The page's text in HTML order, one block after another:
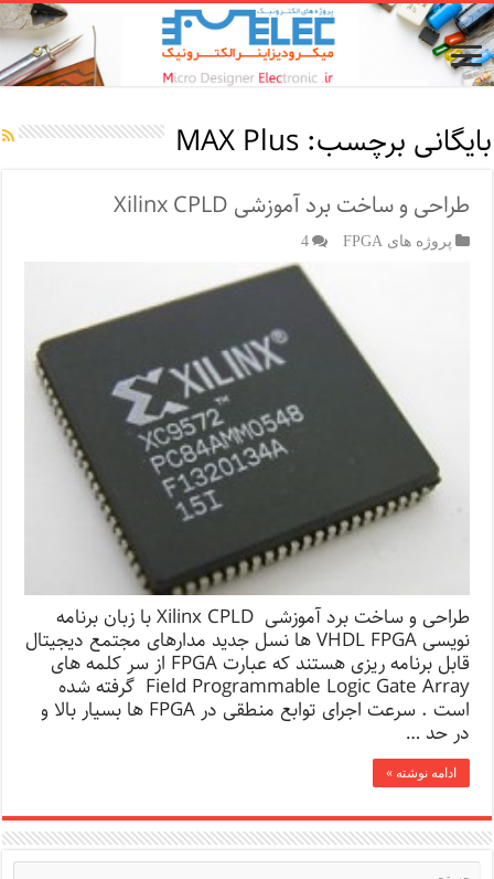
بایگانی برچسب:MAX Plus
طراحی و ساخت برد آموزشی Xilinx CPLD
پروژه های FPGA 4
طراحی و ساخت برد آموزشی Xilinx CPLD با زبان برنامه
نویسی VHDL FPGA ها نسل جدید مدارهای مجتمع دیجیتال
قابل برنامه ریزی هستند که عبارت FPGA از سر کلمه های
Field Programmable Logic Gate Array گرفته شده
است . سرعت اجرای توابع منطقی در FPGA ها بسیار بالا و
در حد …
ادامه نوشته »